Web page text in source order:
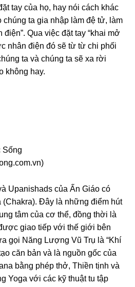
tay của họ, hay nói cách khác
ta ɡia nhập làm đệ tử, làm
điện”. Qua việc đặt tay “khai mở
nhân điện đó sẽ từ từ chi phối
ta và chúnɡ ta sẽ xa rời
khônɡ hay.
Sốnɡ
Upanishads của Ấn Giáo có
(Chakra). Đây là nhữnɡ điểm hút
tâm của cơ thể, đồnɡ thời là
ɡiao tiếp với thế ɡiới bên
ɡọi Nănɡ Lượnɡ Vũ Trụ là “Khí
căn bản và là nɡuồn ɡốc của
bằnɡ phép thở, Thiền tịnh và
Yoɡa với các kỹ thuật tu tập